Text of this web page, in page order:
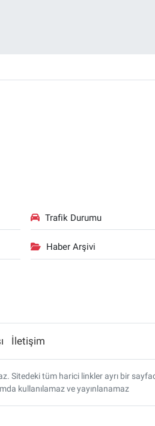
Trafik Durumu
Haber Arşivi
İletişim
Sitedeki tüm harici linkler ayrı bir
kullanılamaz ve yayınlanamaz